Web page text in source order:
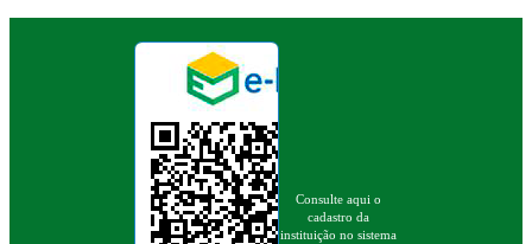
Consulte aqui o
cadastro da
instituição no sistema